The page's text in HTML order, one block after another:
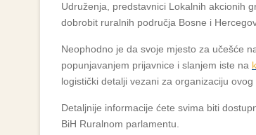
Udruženja, predstavnici Lokalnih akcionih
dobrobit ruralnih područja Bosne i
Neophodno je da svoje mjesto za učešće
popunjavanjem prijavnice i slanjem iste na
logistički detalji vezani za organizaciju ovog
Detaljnije informacije ćete svima biti
BiH Ruralnom parlamentu.